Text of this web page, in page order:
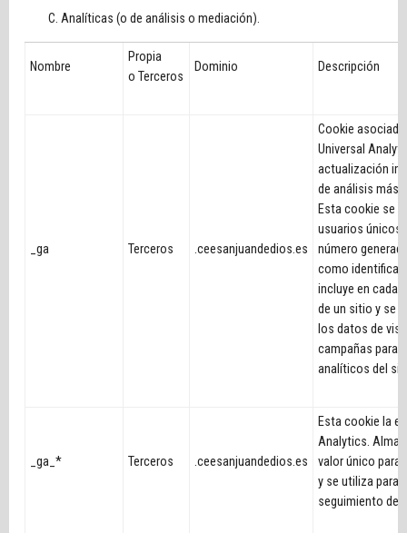
Analíticas (o de análisis o mediación).
Nombre
Propia
o Terceros
Dominio Descripción
_ga Terceros .ceesanjuandedios.es
Cookie
Universal
actualización
de análisis más
Esta cookie se
usuarios únicos
número
como
incluye en cada
de un sitio y se
los datos de
campañas para
analíticos del
_ga_* Terceros .ceesanjuandedios.es
Esta cookie la
Analytics.
valor único para
y se utiliza para
seguimiento de